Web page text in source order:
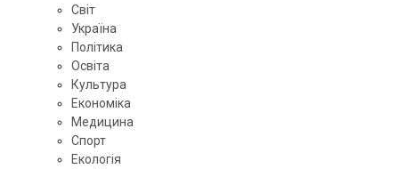
Світ
Україна
Політика
Освіта
Культура
Економіка
Медицина
Спорт
Екологія